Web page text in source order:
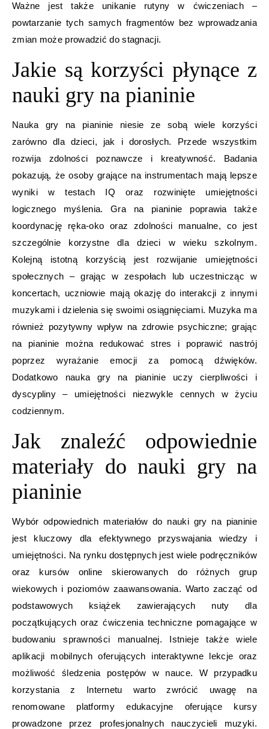
Ważne jest także unikanie rutyny w ćwiczeniach –
powtarzanie tych samych fragmentów bez wprowadzania
zmian może prowadzić do stagnacji.
Jakie są korzyści płynące z
nauki gry na pianinie
Nauka gry na pianinie niesie ze sobą wiele korzyści
zarówno dla dzieci, jak i dorosłych. Przede wszystkim
rozwija zdolności poznawcze i kreatywność. Badania
pokazują, że osoby grające na instrumentach mają lepsze
wyniki w testach IQ oraz rozwinięte umiejętności
logicznego myślenia. Gra na pianinie poprawia także
koordynację ręka-oko oraz zdolności manualne, co jest
szczególnie korzystne dla dzieci w wieku szkolnym.
Kolejną istotną korzyścią jest rozwijanie umiejętności
społecznych – grając w zespołach lub uczestnicząc w
koncertach, uczniowie mają okazję do interakcji z innymi
muzykami i dzielenia się swoimi osiągnięciami. Muzyka ma
również pozytywny wpływ na zdrowie psychiczne; grając
na pianinie można redukować stres i poprawić nastrój
poprzez wyrażanie emocji za pomocą dźwięków.
Dodatkowo nauka gry na pianinie uczy cierpliwości i
dyscypliny – umiejętności niezwykle cennych w życiu
codziennym.
Jak znaleźć odpowiednie
materiały do nauki gry na
pianinie
Wybór odpowiednich materiałów do nauki gry na pianinie
jest kluczowy dla efektywnego przyswajania wiedzy i
umiejętności. Na rynku dostępnych jest wiele podręczników
oraz kursów online skierowanych do różnych grup
wiekowych i poziomów zaawansowania. Warto zacząć od
podstawowych książek zawierających nuty dla
początkujących oraz ćwiczenia techniczne pomagające w
budowaniu sprawności manualnej. Istnieje także wiele
aplikacji mobilnych oferujących interaktywne lekcje oraz
możliwość śledzenia postępów w nauce. W przypadku
korzystania z Internetu warto zwrócić uwagę na
renomowane platformy edukacyjne oferujące kursy
prowadzone przez profesjonalnych nauczycieli muzyki.